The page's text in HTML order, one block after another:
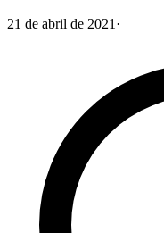
21 de abril de 2021 ·